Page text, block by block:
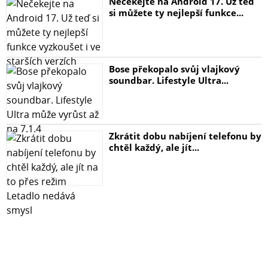
si můžete ty nejlepší funkce...
Bose překopalo svůj vlajkový
soundbar. Lifestyle Ultra...
Zkrátit dobu nabíjení telefonu by
chtěl každý, ale jít...